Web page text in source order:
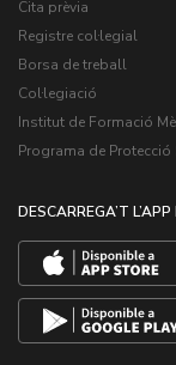
Cita prèvia
Registre col·legial
Borsa de treball
Col·legiació
Institut de Formació
Programa de Protecció
DESCARREGA’T